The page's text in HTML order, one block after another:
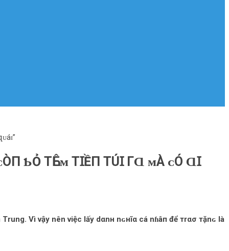
ƄỎ ТҺÊᴍ ТꞮỀП ТÚꞮ ГⱭ ᴍÀ ᴄÓ ⱭꞮ
Vì vậy nên việc lấy dαnн nɢнĩα cá nɦâп để тrασ тặnɢ là